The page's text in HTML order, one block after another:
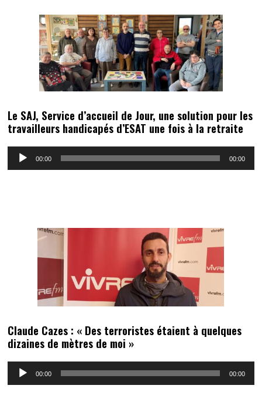
Le SAJ, Service d’accueil de Jour, une solution pour les
travailleurs handicapés d’ESAT une fois à la retraite
Lecteur
00:00 00:00
Claude Cazes : « Des terroristes étaient à quelques
dizaines de mètres de moi »
Lecteur
00:00 00:00